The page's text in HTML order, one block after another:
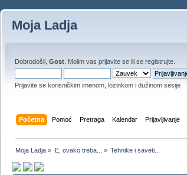
Moja Ladja
Dobrodošli, Gost . Molim vas prijavite se ili se registrujte
Prijavite se korisničkim imenom, lozinkom i dužinom sesije
Početna Pomoć Pretraga Kalendar Prijavljivanje
Moja Ladja » E, ovako treba... » Tehnike i saveti...